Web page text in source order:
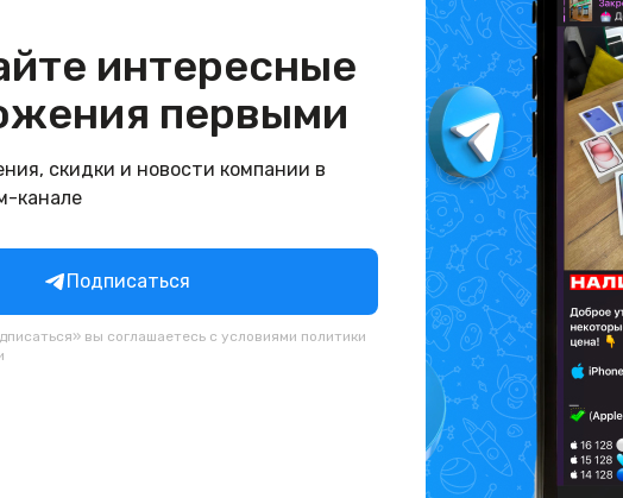
интересные
первыми
скидки и новости компании в
канале
Подписаться
вы соглашаетесь с условиями политики